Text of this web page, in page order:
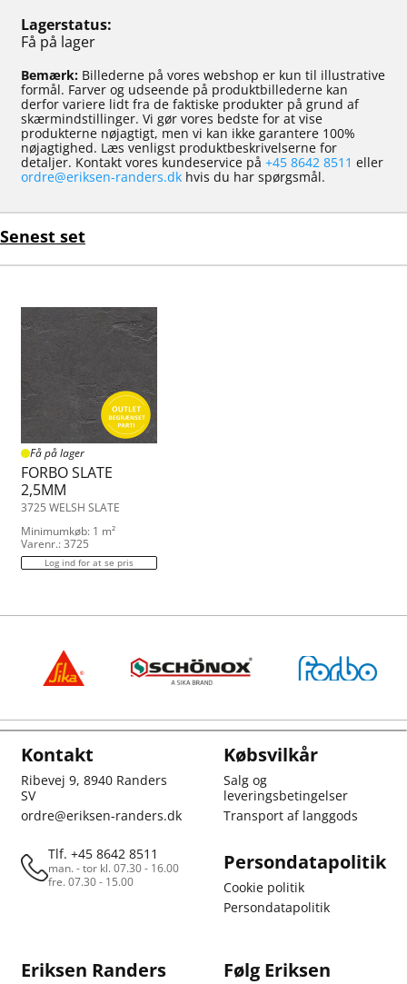
Lagerstatus
Få på lager
Bemærk: Billederne på vores webshop er kun til illustrative
formål. Farver og udseende på produktbillederne kan
derfor variere lidt fra de faktiske produkter på grund af
skærmindstillinger. Vi gør vores bedste for at vise
produkterne nøjagtigt, men vi kan ikke garantere 100%
nøjagtighed. Læs venligst produktbeskrivelserne for
detaljer. Kontakt vores kundeservice på +45 8642 8511 eller
ordre@eriksen-randers.dk hvis du har spørgsmål.
Senest set
Få på lager
FORBO SLATE
2,5MM
3725 WELSH SLATE
Minimumkøb: 1 m²
Varenr.: 3725
Log ind for at se pris
Kontakt
Ribevej 9, 8940 Randers
SV
ordre@eriksen-randers.dk
Tlf. +45 8642 8511
man. - tor kl. 07.30 - 16.00
fre. 07.30 - 15.00
Købsvilkår
Salg og
leveringsbetingelser
Transport af langgods
Persondatapolitik
Cookie politik
Persondatapolitik
Eriksen Randers
Følg Eriksen